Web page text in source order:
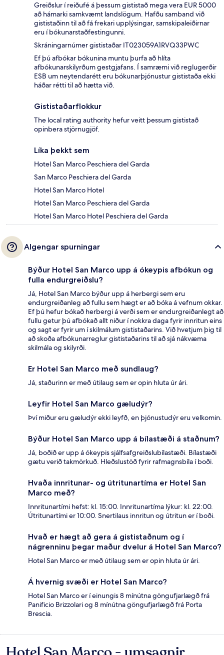
Greiðslur í reiðufé á þessum gististað mega vera EUR 5000
að hámarki samkvæmt landslögum. Hafðu samband við
gististaðinn til að fá frekari upplýsingar, samskipaleiðirnar
eru í bókunarstaðfestingunni.
Skráningarnúmer gististaðar IT023059A1RVQ33PWC
Ef þú afbókar bókunina muntu þurfa að hlíta
afbókunarskilyrðum gestgjafans. Í samræmi við reglugerðir
ESB um neytendarétt eru bókunarþjónustur gististaða ekki
háðar rétti til að hætta við.
Gististaðarflokkur
The local rating authority hefur veitt þessum gististað
opinbera stjörnugjöf.
Líka þekkt sem
Hotel San Marco Peschiera del Garda
San Marco Peschiera del Garda
Hotel San Marco Hotel
Hotel San Marco Peschiera del Garda
Hotel San Marco Hotel Peschiera del Garda
Algengar spurningar
Býður Hotel San Marco upp á ókeypis afbókun og
fulla endurgreiðslu?
Já, Hotel San Marco býður upp á herbergi sem eru
endurgreiðanleg að fullu sem hægt er að bóka á vefnum okkar.
Ef þú hefur bókað herbergi á verði sem er endurgreiðanlegt að
fullu getur þú afbókað allt niður í nokkra daga fyrir innritun eins
og sagt er fyrir um í skilmálum gististaðarins. Við hvetjum þig til
að skoða afbókunarreglur gististaðarins til að sjá nákvæma
skilmála og skilyrði.
Er Hotel San Marco með sundlaug?
Já, staðurinn er með útilaug sem er opin hluta úr ári.
Leyfir Hotel San Marco gæludýr?
Því miður eru gæludýr ekki leyfð, en þjónustudýr eru velkomin.
Býður Hotel San Marco upp á bílastæði á staðnum?
Já, boðið er upp á ókeypis sjálfsafgreiðslubílastæði. Bílastæði
gætu verið takmörkuð. Hleðslustöð fyrir rafmagnsbíla í boði.
Hvaða innritunar- og útritunartíma er Hotel San
Marco með?
Innritunartími hefst: kl. 15:00. Innritunartíma lýkur: kl. 22:00.
Útritunartími er 10:00. Snertilaus innritun og útritun er í boði.
Hvað er hægt að gera á gististaðnum og í
nágrenninu þegar maður dvelur á Hotel San Marco?
Hotel San Marco er með útilaug sem er opin hluta úr ári.
Á hvernig svæði er Hotel San Marco?
Hotel San Marco er í einungis 8 mínútna göngufjarlægð frá
Panificio Brizzolari og 8 mínútna göngufjarlægð frá Porta
Brescia.
Umsagnir